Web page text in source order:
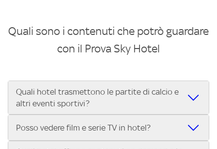
Quali sono i contenuti che potrò guardare
con il Prova Sky Hotel
Quali hotel trasmettono le partite di calcio e
altri eventi sportivi?
Se cerchi un hotel dove poter vedere le partite di Serie A,
Posso vedere film e serie TV in hotel?